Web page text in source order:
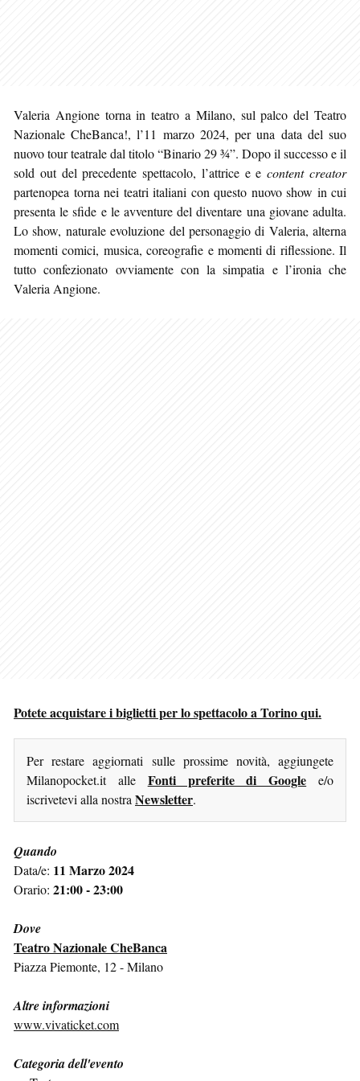
Valeria Angione torna in teatro a Milano, sul palco del Teatro
Nazionale CheBanca!, l’11 marzo 2024, per una data del suo
nuovo tour teatrale dal titolo “Binario 29 ¾”. Dopo il successo e il
sold out del precedente spettacolo, l’attrice e econtent creator
partenopea torna nei teatri italiani con questo nuovo show in cui
presenta le sfide e le avventure del diventare una giovane adulta.
Lo show, naturale evoluzione del personaggio di Valeria, alterna
momenti comici, musica, coreografie e momenti di riflessione. Il
tutto confezionato ovviamente con la simpatia e l’ironia che
Valeria Angione.
Potete acquistare i biglietti per lo spettacolo a Torino qui.
Per restare aggiornati sulle prossime novità, aggiungete
Milanopocket.it alle Fonti preferite di Google e/o
iscrivetevi alla nostra Newsletter.
Quando
Data/e: 11 Marzo 2024
Orario: 21:00 - 23:00
Dove
Teatro Nazionale CheBanca
Piazza Piemonte, 12 - Milano
Altre informazioni
www.vivaticket.com
Categoria dell'evento